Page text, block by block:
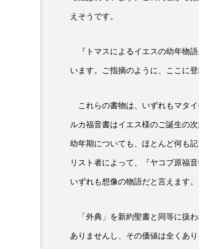
えそうです。
『トマスによるイエスの幼年物
います。ご指摘のように、ここに
これらの書物は、いずれもマタ
ルカ福音書はイエス様のご誕生の
幼年期についても、ほとんど何も
リスト者によって、『ヤコブ原福
いずれも想像の物語だと言えます。
「外典」を新約聖書と同等に扱
ありませんし、その価値は全くあ
エッファタの恵み